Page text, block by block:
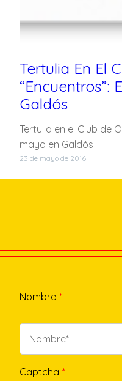
Tertulia En El
“Encuentros”:
Galdós
Tertulia en el Club de
mayo en Galdós
23 de mayo de 2016
Nombre *
Captcha *